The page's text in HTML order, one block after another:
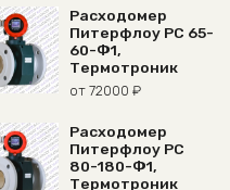
Расходомер
Питерфлоу РС 65-
60-Ф1,
Термотроник
от 72000 ₽
Расходомер
Питерфлоу РС
80-180-Ф1,
Термотроник